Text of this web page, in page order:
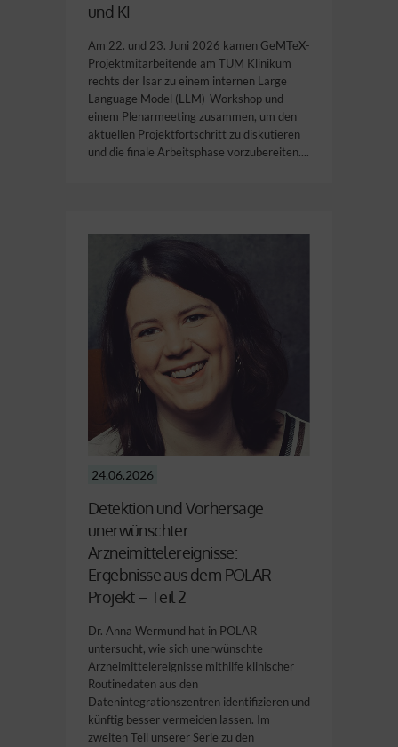
und KI
Am 22. und 23. Juni 2026 kamen GeMTeX-
Projektmitarbeitende am TUM Klinikum
rechts der Isar zu einem internen Large
Language Model (LLM)-Workshop und
einem Plenarmeeting zusammen, um den
aktuellen Projektfortschritt zu diskutieren
und die finale Arbeitsphase vorzubereiten....
24.06.2026
Detektion und Vorhersage
unerwünschter
Arzneimittelereignisse:
Ergebnisse aus dem POLAR-
Projekt – Teil 2
Dr. Anna Wermund hat in POLAR
untersucht, wie sich unerwünschte
Arzneimittelereignisse mithilfe klinischer
Routinedaten aus den
Datenintegrationszentren identifizieren und
künftig besser vermeiden lassen. Im
zweiten Teil unserer Serie zu den